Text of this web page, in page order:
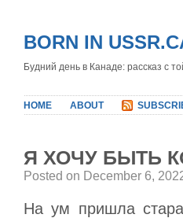
BORN IN
Будний день в Канаде: рассказ с
HOME ABOUT
Я ХОЧУ БЫТЬ
Posted on December 6,
На ум пришла